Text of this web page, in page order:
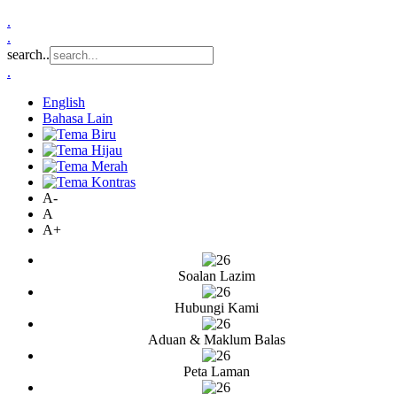
.
.
search..
.
English
Bahasa Lain
A-
A
A+
Soalan Lazim
Hubungi Kami
Aduan & Maklum Balas
Peta Laman